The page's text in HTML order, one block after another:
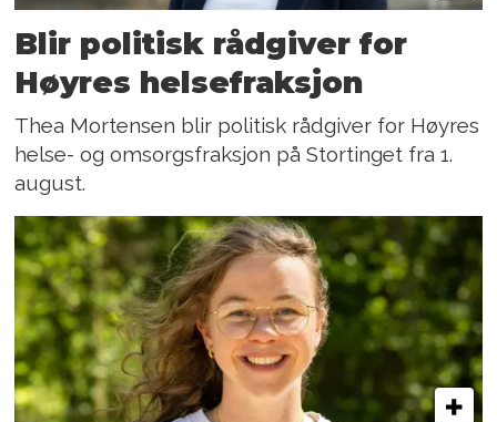
Blir politisk rådgiver for
Høyres helsefraksjon
Thea Mortensen blir politisk rådgiver for Høyres
helse- og omsorgsfraksjon på Stortinget fra 1.
august.